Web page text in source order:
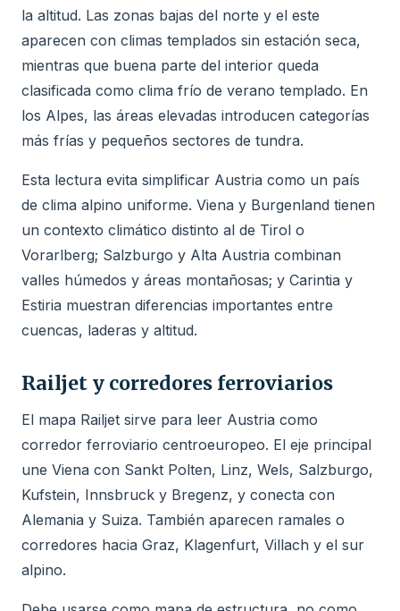
la altitud. Las zonas bajas del norte y el este
aparecen con climas templados sin estación seca,
mientras que buena parte del interior queda
clasificada como clima frío de verano templado. En
los Alpes, las áreas elevadas introducen categorías
más frías y pequeños sectores de tundra.
Esta lectura evita simplificar Austria como un país
de clima alpino uniforme. Viena y Burgenland tienen
un contexto climático distinto al de Tirol o
Vorarlberg; Salzburgo y Alta Austria combinan
valles húmedos y áreas montañosas; y Carintia y
Estiria muestran diferencias importantes entre
cuencas, laderas y altitud.
Railjet y corredores ferroviarios
El mapa Railjet sirve para leer Austria como
corredor ferroviario centroeuropeo. El eje principal
une Viena con Sankt Polten, Linz, Wels, Salzburgo,
Kufstein, Innsbruck y Bregenz, y conecta con
Alemania y Suiza. También aparecen ramales o
corredores hacia Graz, Klagenfurt, Villach y el sur
alpino.